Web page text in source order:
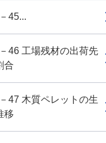
45...
46 工場残材の出荷先
合
47 木質ペレットの生
移